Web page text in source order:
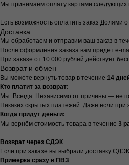
Мы принимаем оплату картами следующих
Есть возможность оплатить заказ Долями
Доставка
Мы обработаем и отправим ваш заказ в
После оформления заказа вам придет e-
При заказе от 10 000 рублей действует
Возврат и обмен
Вы можете вернуть товар в течение 14
Кто платит за возврат:
Мы. Всегда. Независимо от причины — не
Никаких скрытых платежей. Даже если
Когда придут деньги:
Мы вернём стоимость товара в течение 3
Возврат через СДЭК
Если при заказе вы выбрали доставку
Примерка сразу в ПВЗ